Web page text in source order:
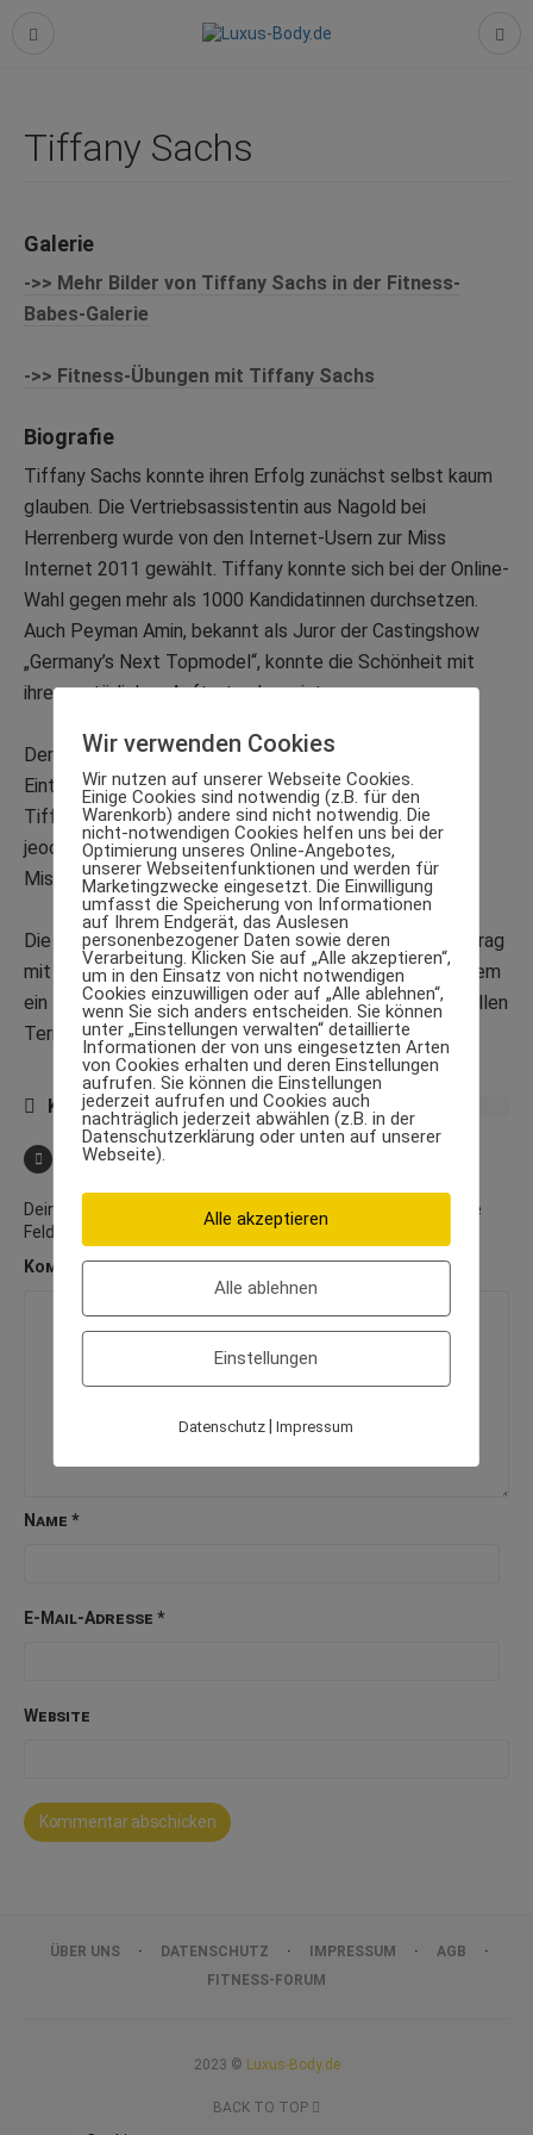
Tiffany Sachs
Galerie
->> Mehr Bilder von Tiffany Sachs in der Fitness-
Babes-Galerie
->> Fitness-Übungen mit Tiffany Sachs
Biografie
Tiffany Sachs konnte ihren Erfolg zunächst selbst kaum
glauben. Die Vertriebsassistentin aus Nagold bei
Herrenberg wurde von den Internet-Usern zur Miss
Internet 2011 gewählt. Tiffany konnte sich bei der Online-
Wahl gegen mehr als 1000 Kandidatinnen durchsetzen.
Auch Peyman Amin, bekannt als Juror der Castingshow
„Germany’s Next Topmodel“, konnte die Schönheit mit
ihrem natürlichen Auftreten begeistern.
Der Erfolg der Internetwahl war gleichzeitig die
Eintrittskarte zur Kür der Miss Germany. Hier konnte
Tiffany zwar nicht die Krone abstauben, ergatterte
jeodch den zweiten Platz und damit den Titel der Vize
Miss Germany hinter Anne-Kathrin Kosch.
Die Beauty Queen konnte dank ihrer Erfolge einen Vertrag
mit einer Modelagentur abschließen und genießt seitdem
ein Leben zwischen Reisen, Foto-Shootings und offiziellen
Terminen.
KEINE KOMMENTARE
SCHREIBE EINEN KOMMENTAR
Deine E-Mail-Adresse wird nicht veröffentlicht.
Erforderliche
Felder sind mit
Kommentar*
Name *
E-Mail-Adresse *
Website
ÜBER UNS DATENSCHUTZ IMPRESSUM
AGB
FITNESS-FORUM
2023 © Luxus-Body.de
BACK TO TOP
Wir verwenden Cookies
Wir nutzen auf unserer Webseite Cookies.
Einige Cookies sind notwendig (z.B. für den
Warenkorb) andere sind nicht notwendig. Die
nicht-notwendigen Cookies helfen uns bei der
Optimierung unseres Online-Angebotes,
unserer Webseitenfunktionen und werden für
Marketingzwecke eingesetzt. Die Einwilligung
umfasst die Speicherung von Informationen
auf Ihrem Endgerät, das Auslesen
personenbezogener Daten sowie deren
Verarbeitung. Klicken Sie auf „Alle akzeptieren“,
um in den Einsatz von nicht notwendigen
Cookies einzuwilligen oder auf „Alle ablehnen“,
wenn Sie sich anders entscheiden. Sie können
unter „Einstellungen verwalten“ detaillierte
Informationen der von uns eingesetzten Arten
von Cookies erhalten und deren Einstellungen
aufrufen. Sie können die Einstellungen
jederzeit aufrufen und Cookies auch
nachträglich jederzeit abwählen (z.B. in der
Datenschutzerklärung oder unten auf unserer
Webseite).
Alle akzeptieren
Alle ablehnen
Einstellungen
Datenschutz |Impressum